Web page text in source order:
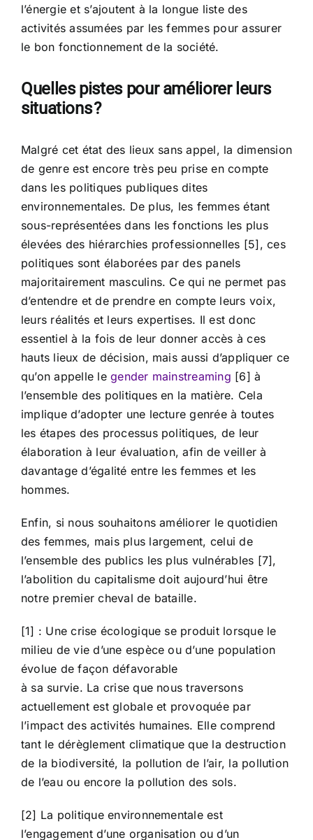
l’énergie et s’ajoutent à la longue liste des
activités assumées par les femmes pour assurer
le bon fonctionnement de la société.
Quelles pistes pour améliorer leurs
situations ?
Malgré cet état des lieux sans appel, la dimension
de genre est encore très peu prise en compte
dans les politiques publiques dites
environnementales. De plus, les femmes étant
sous-représentées dans les fonctions les plus
élevées des hiérarchies professionnelles [5], ces
politiques sont élaborées par des panels
majoritairement masculins. Ce qui ne permet pas
d’entendre et de prendre en compte leurs voix,
leurs réalités et leurs expertises. Il est donc
essentiel à la fois de leur donner accès à ces
hauts lieux de décision, mais aussi d’appliquer ce
qu’on appelle legender mainstreaming [6] à
l’ensemble des politiques en la matière. Cela
implique d’adopter une lecture genrée à toutes
les étapes des processus politiques, de leur
élaboration à leur évaluation, afin de veiller à
davantage d’égalité entre les femmes et les
hommes.
Enfin, si nous souhaitons améliorer le quotidien
des femmes, mais plus largement, celui de
l’ensemble des publics les plus vulnérables [7],
l’abolition du capitalisme doit aujourd’hui être
notre premier cheval de bataille.
[1] : Une crise écologique se produit lorsque le
milieu de vie d’une espèce ou d’une population
évolue de façon défavorable
à sa survie. La crise que nous traversons
actuellement est globale et provoquée par
l’impact des activités humaines. Elle comprend
tant le dérèglement climatique que la destruction
de la biodiversité, la pollution de l’air, la pollution
de l’eau ou encore la pollution des sols.
[2] La politique environnementale est
l’engagement d’une organisation ou d’un